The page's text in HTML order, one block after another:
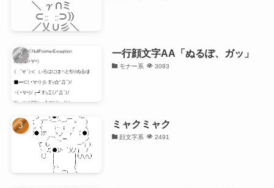
一行顔文字AA「ぬるぽ、ガッ」
モナー系 3093
ミャクミャク
顔文字系 2491